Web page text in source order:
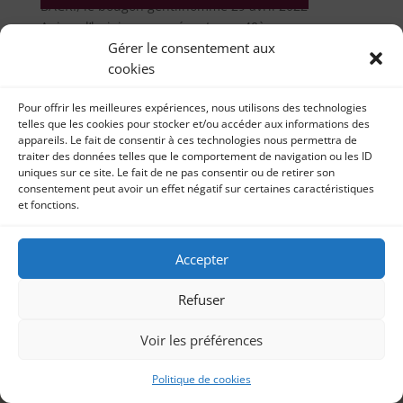
Gérer le consentement aux
cookies
Pour offrir les meilleures expériences, nous utilisons des technologies
telles que les cookies pour stocker et/ou accéder aux informations des
appareils. Le fait de consentir à ces technologies nous permettra de
traiter des données telles que le comportement de navigation ou les ID
uniques sur ce site. Le fait de ne pas consentir ou de retirer son
consentement peut avoir un effet négatif sur certaines caractéristiques
et fonctions.
Accepter
Refuser
Voir les préférences
Politique de cookies
BACRI, le bougon gentilhomme 29 avril 2022
Aujourd’hui, je vous présente ma 40ème...